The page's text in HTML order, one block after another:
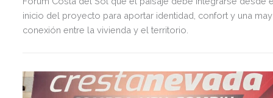
inicio del proyecto para aportar identidad, confort y una
conexión entre la vivienda y el territorio.